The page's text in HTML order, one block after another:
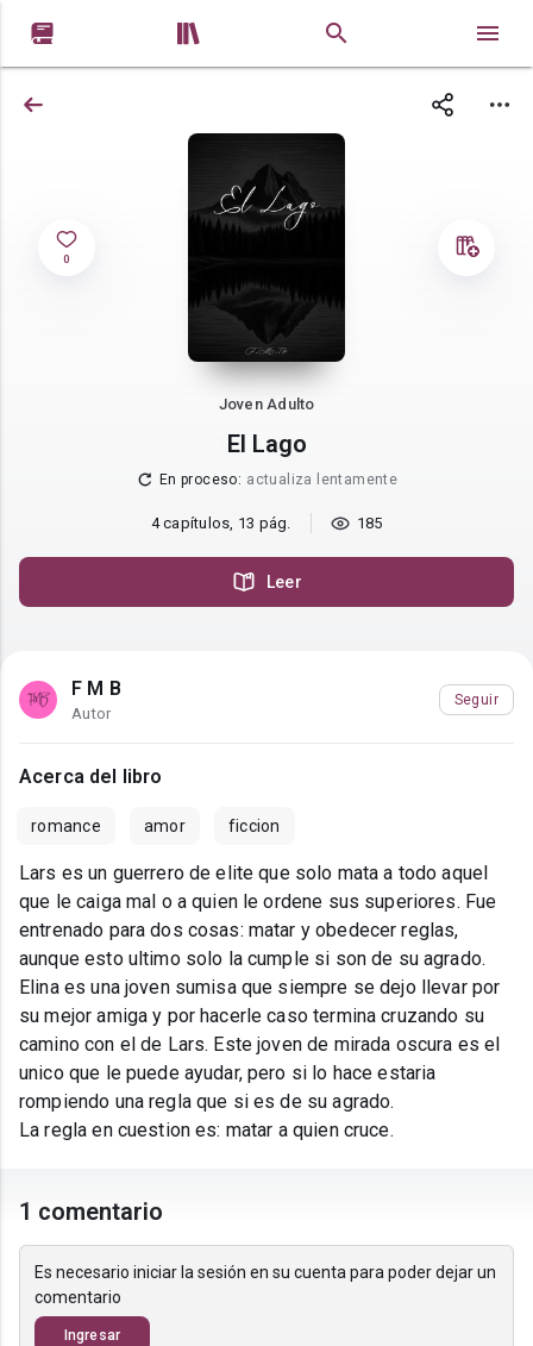
 
0
Joven Adulto
El Lago
En proceso: actualiza lentamente
4 capítulos, 13 pág. 185
Leer
F M B
Autor
Seguir
Acerca del libro
romance amor ficcion
Lars es un guerrero de elite que solo mata a todo aquel
que le caiga mal o a quien le ordene sus superiores. Fue
entrenado para dos cosas: matar y obedecer reglas,
aunque esto ultimo solo la cumple si son de su agrado.
Elina es una joven sumisa que siempre se dejo llevar por
su mejor amiga y por hacerle caso termina cruzando su
camino con el de Lars. Este joven de mirada oscura es el
unico que le puede ayudar, pero si lo hace estaria
rompiendo una regla que si es de su agrado.
La regla en cuestion es: matar a quien cruce.
1 comentario
Es necesario iniciar la sesión en su cuenta para poder dejar un
comentario
Ingresar